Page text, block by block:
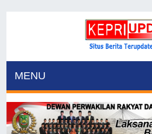
MENU